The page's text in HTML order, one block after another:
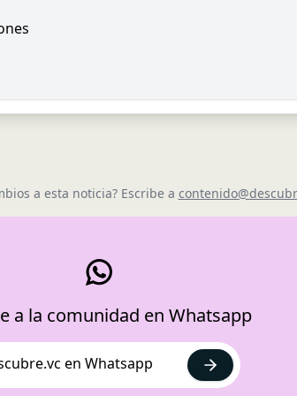
a esta noticia? Escribe a
a la comunidad en Whatsapp
en Whatsapp